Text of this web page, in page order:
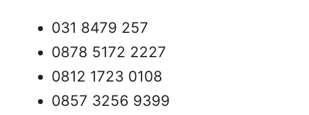
031 8479 257
0878 5172 2227
0812 1723 0108
0857 3256 9399